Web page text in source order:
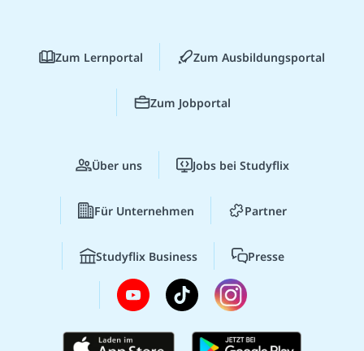
Zum Lernportal Zum Ausbildungsportal
Zum Jobportal
Über uns Jobs bei Studyflix
Für Unternehmen Partner
Studyflix Business Presse